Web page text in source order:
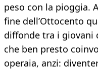
peso con la pioggia.
fine dell’Ottocento
diffonde tra i giovani
che ben presto
operaia, anzi: